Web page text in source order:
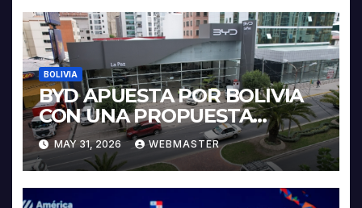
BOLIVIA
BYD APUESTA POR BOLIVIA
CON UNA PROPUESTA
INTEGRAL PARA IMPULSAR
LA ELECTROMOVILIDAD Y LA
INDUSTRIALIZACIÓN DEL
LITIO
MAY 31, 2026 WEBMASTER